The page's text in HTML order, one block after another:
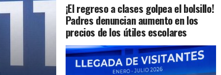
¡El regreso a clases golpea el bolsillo!
Padres denuncian aumento en los
precios de los útiles escolares